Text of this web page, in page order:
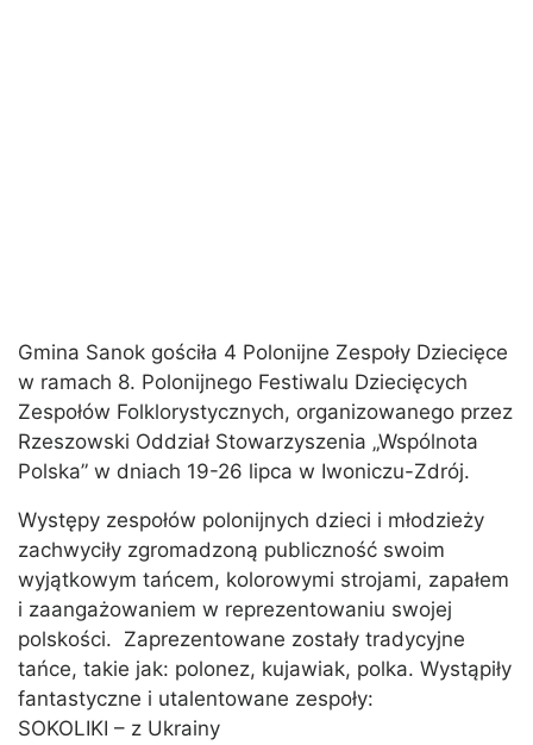
Gmina Sanok gościła 4 Polonijne Zespoły Dziecięce
w ramach 8. Polonijnego Festiwalu Dziecięcych
Zespołów Folklorystycznych, organizowanego przez
Rzeszowski Oddział Stowarzyszenia „Wspólnota
Polska” w dniach 19-26 lipca w Iwoniczu-Zdrój.
Występy zespołów polonijnych dzieci i młodzieży
zachwyciły zgromadzoną publiczność swoim
wyjątkowym tańcem, kolorowymi strojami, zapałem
i zaangażowaniem w reprezentowaniu swojej
polskości. Zaprezentowane zostały tradycyjne
tańce, takie jak: polonez, kujawiak, polka. Wystąpiły
fantastyczne i utalentowane zespoły:
SOKOLIKI – z Ukrainy